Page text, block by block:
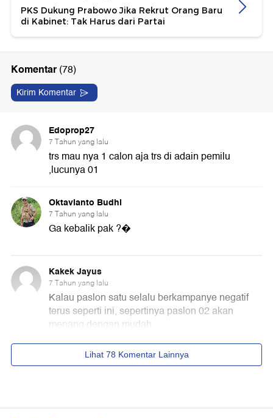
PKS Dukung Prabowo Jika Rekrut Orang Baru
di Kabinet: Tak Harus dari Partai